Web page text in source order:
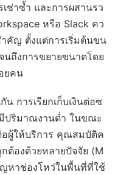
เช่าซ้ำ และการผสานรว
หรือ Slack คว
คัญ ตั้งแต่การเริ่มต้นขน
นถึงการขยายขนาดโดย
ยคน
การเรียกเก็บเงินต่อซ
ปริมาณงานต่ำ ในขณะ
อผู้ให้บริการ คุณสมบัติค
ต้องด้วยหลายปัจจัย (M
หาช่องโหว่ในพื้นที่ที่ใช้